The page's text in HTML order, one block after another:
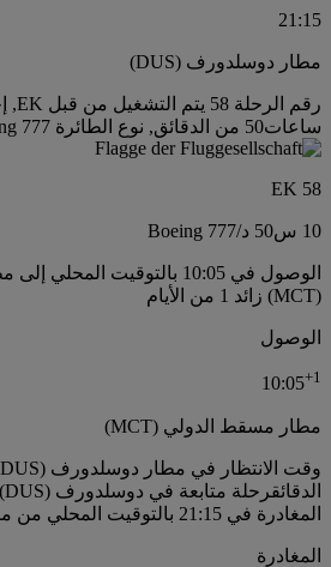
21:15
مطار دوسلدورف (DUS)
ساعات50 من الدقائق, نوع الطائرة Boeing 777
EK 58
10 س 50 د /
Boeing 777
الوصول في 10:05 بالتوقيت
(MCT) زائد 1 من الأيام
الوصول
10:05+1
مطار مسقط الدولي (MCT)
الدقائقرحلة متابعة في دوسلدورف (DUS): 2 س و35 د
المغادرة في 21:15 بالتوقيت المحلي من مطار دوسلدورف (DUS)
المغادرة